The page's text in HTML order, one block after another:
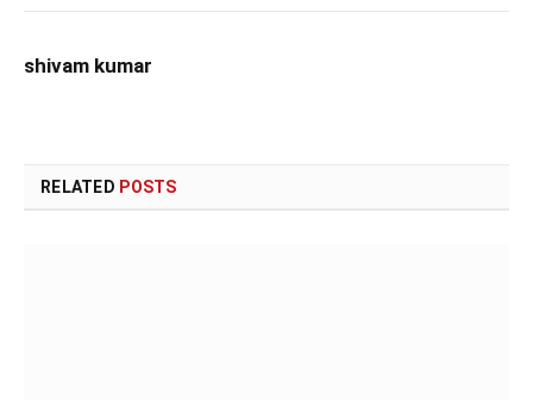
shivam kumar
RELATED POSTS